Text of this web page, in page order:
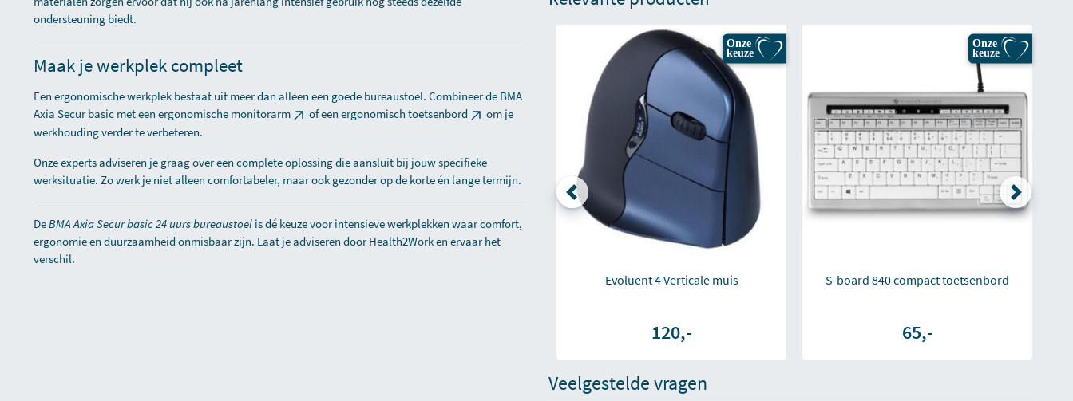
ondersteuning biedt.
Maak je werkplek compleet
Een ergonomische werkplek bestaat uit meer dan alleen een goede bureaustoel. Combineer de BMA
Axia Secur basic met een ergonomische monitorarm of een ergonomisch toetsenbord
om je
werkhouding verder te verbeteren.
Onze experts adviseren je graag over een complete oplossing die aansluit bij jouw specifieke
werksituatie. Zo werk je niet alleen comfortabeler, maar ook gezonder op de korte én lange termijn.
DeBMA Axia Secur basic 24 uurs bureaustoel is dé keuze voor intensieve werkplekken waar comfort,
ergonomie en duurzaamheid onmisbaar zijn. Laat je adviseren door Health2Work en ervaar het
verschil.
Onze
keuze
Evoluent 4 Verticale muis
120,-
Onze
keuze
S-board 840 compact toetsenbord
65,-
Veelgestelde vragen